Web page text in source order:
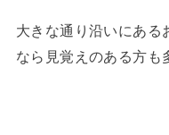
大きな通り沿いにある
なら見覚えのある方も